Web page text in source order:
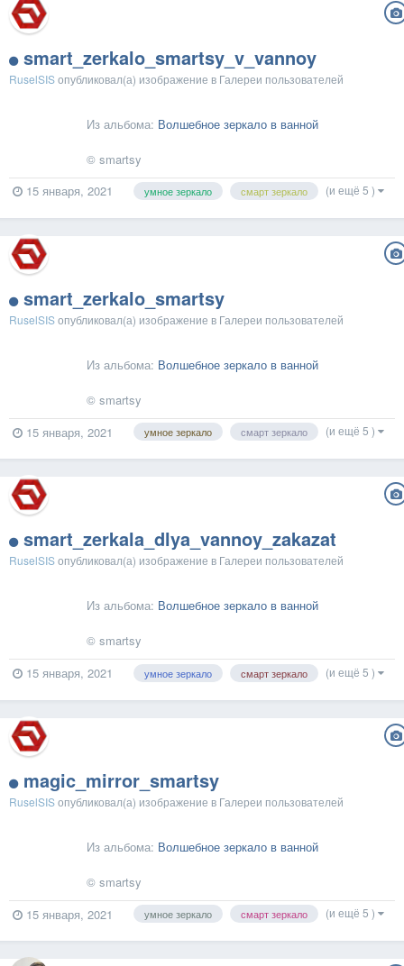
smart_zerkalo_smartsy_v_vannoy
RuselSISопубликовал(а) изображение в Галереи пользователей
Из альбома: Волшебное зеркало в ванной
© smartsy
15 января, 2021
умное зеркало смарт зеркало (и ещё 5 )
smart_zerkalo_smartsy
RuselSISопубликовал(а) изображение в Галереи пользователей
Из альбома: Волшебное зеркало в ванной
© smartsy
15 января, 2021
умное зеркало смарт зеркало (и ещё 5 )
smart_zerkala_dlya_vannoy_zakazat
RuselSISопубликовал(а) изображение в Галереи пользователей
Из альбома: Волшебное зеркало в ванной
© smartsy
15 января, 2021
умное зеркало смарт зеркало (и ещё 5 )
magic_mirror_smartsy
RuselSISопубликовал(а) изображение в Галереи пользователей
Из альбома: Волшебное зеркало в ванной
© smartsy
15 января, 2021
умное зеркало смарт зеркало (и ещё 5 )